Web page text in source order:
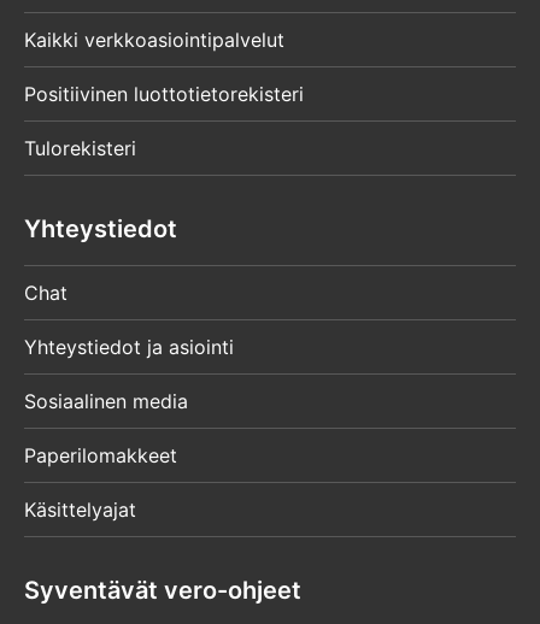
Kaikki verkkoasiointipalvelut
Positiivinen luottotietorekisteri
Tulorekisteri
Yhteystiedot
Chat
Yhteystiedot ja asiointi
Sosiaalinen media
Paperilomakkeet
Käsittelyajat
Syventävät vero-ohjeet